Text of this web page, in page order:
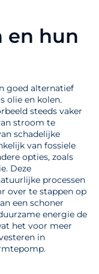
en hun
goed alternatief
olie en kolen.
steeds vaker
stroom te
schadelijke
van fossiele
opties, zoals
Deze
processen
over te stappen op
een schoner
energie de
het voor meer
in